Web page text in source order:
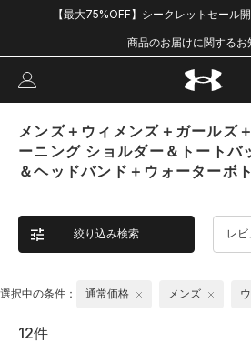
【最大75%OFF】シークレットセール
商品のお届けに関するお
メンズ＋ウィメンズ＋ガールズ
ーニング ショルダー＆トートバ
＆ヘッドバンド＋ウォーターボ
絞り込み検索 レビ
選択中の条件： 通常価格 メンズ
12件